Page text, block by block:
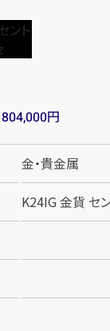
804,000円
金・貴金属
K24IG 金貨 セ